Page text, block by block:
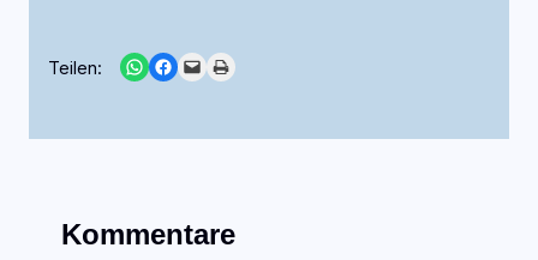
Teilen: Share on WhatsApp
Share on Facebook
Email this PagePrint this Page
Kommentare